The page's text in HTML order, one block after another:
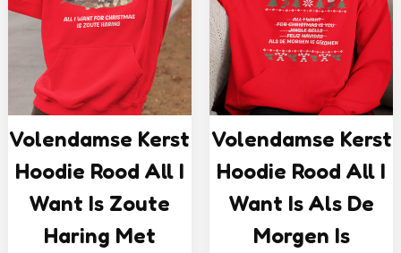
Volendamse Kerst
Hoodie Rood All I
Want Is Zoute
Haring Met
Volendamse Kerst
Hoodie Rood All I
Want Is Als De
Morgen Is